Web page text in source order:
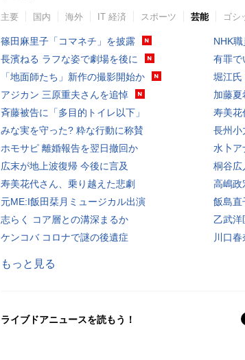
主要 国内 海外 IT 経済 スポーツ 芸能 ゴシ
篠田麻里子「コマネチ」を披露
長濱ねる ラフな姿で劇場を後に
「地面師たち」新作の撮影開始か
アジカン 三原重夫さんを追悼
斉藤被告に「多目的トイレ以下」
みな実を守った? 粋な行動に称賛
ホモサピ 離婚報告を翌日撤回か
広末が地上波復帰 今後に言及
寿美花代さん、乗り越えた悲劇
元ME:I飯田栞月ミュージカル出演
志らく コア層との溝深まるか
ケンコバ コロナで謎の後遺症
NHK
有罪で
堀江氏
加藤夏
寿美花
長州小
水卜ア
桐谷広
高嶋政
飯島直
乙武洋
川口
もっと見る
ライブドアニュースを読もう！